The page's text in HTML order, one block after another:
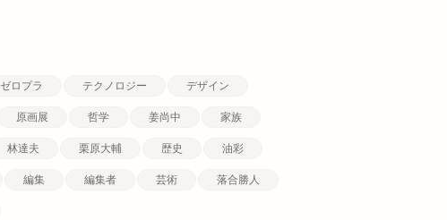
ゼロプラ テクノロジー デザイン
原画展 哲学 姜尚中 家族
林達夫 栗原大輔 歴史 油彩
編集 編集者 芸術 落合勝人